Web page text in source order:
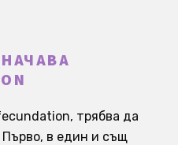
трябва да
в един и същ